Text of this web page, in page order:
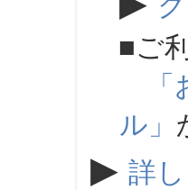
■ご
ル」
▶ 詳